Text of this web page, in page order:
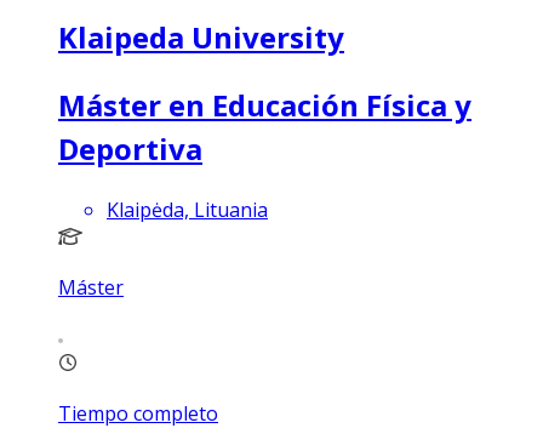
Klaipeda University
Máster en Educación Física y
Deportiva
Klaipėda, Lituania
Máster
Tiempo completo